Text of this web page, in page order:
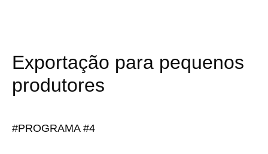
Exportação para pequenos
produtores
#PROGRAMA #4